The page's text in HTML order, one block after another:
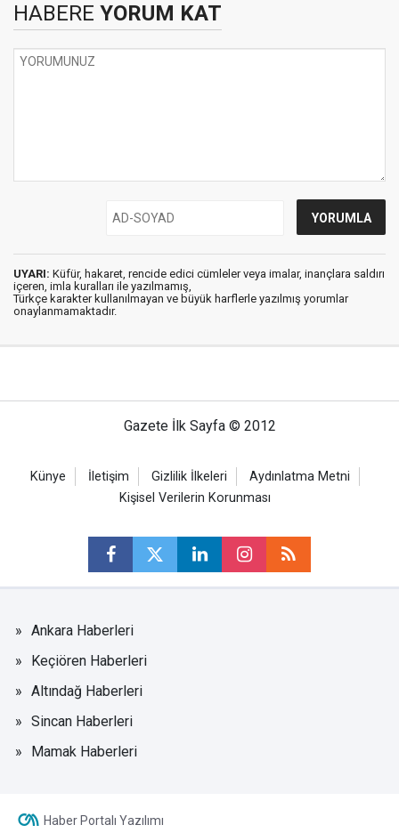
HABERE YORUM KAT
UYARI: Küfür, hakaret, rencide edici cümleler veya imalar, inançlara saldırı
içeren, imla kuralları ile yazılmamış,
Türkçe karakter kullanılmayan ve büyük harflerle yazılmış yorumlar
onaylanmamaktadır.
Gazete İlk Sayfa © 2012
Künye İletişim Gizlilik İlkeleri
Aydınlatma Metni
Kişisel Verilerin Korunması
Ankara Haberleri
Keçiören Haberleri
Altındağ Haberleri
Sincan Haberleri
Mamak Haberleri
Haber Portalı Yazılımı